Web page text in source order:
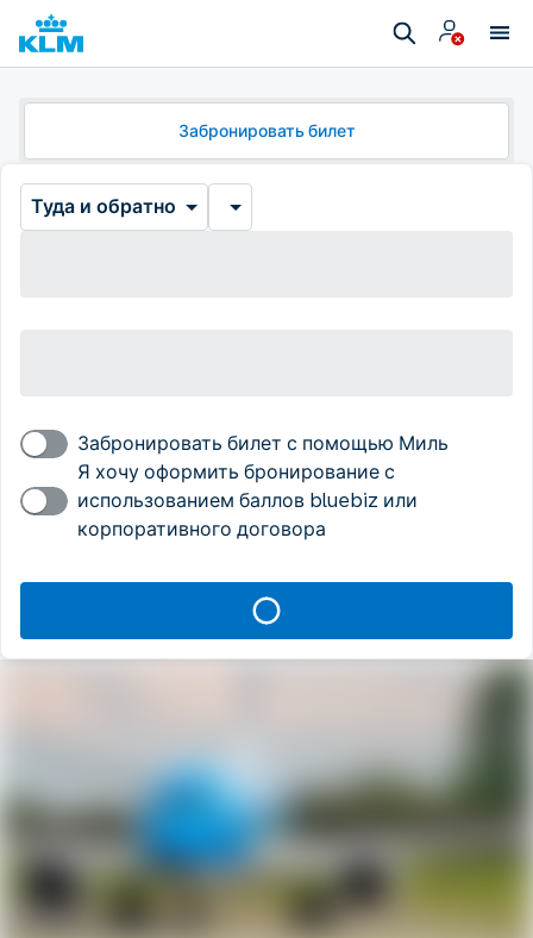
Забронировать билет
Туда и обратно
Забронировать билет с помощью Миль
Я хочу оформить бронирование с
использованием баллов bluebiz или
корпоративного договора